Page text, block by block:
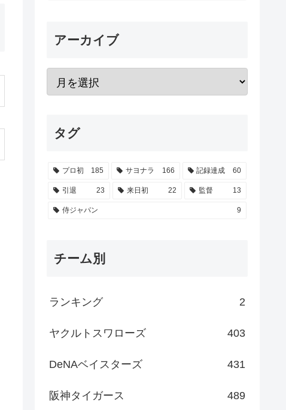
アーカイブ
タグ
プロ初 185 サヨナラ 166 記録達成 60
引退 23 来日初 22 監督 13
侍ジャパン 9
チーム別
ランキング 2
ヤクルトスワローズ 403
DeNAベイスターズ 431
阪神タイガース 489